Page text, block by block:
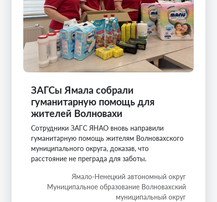
ЗАГСы Ямала собрали
гуманитарную помощь для
жителей Волновахи
Сотрудники ЗАГС ЯНАО вновь направили
гуманитарную помощь жителям Волновахского
муниципального округа, доказав, что
расстояние не преграда для заботы.
Ямало-Ненецкий автономный округ
Муниципальное образование Волновахский
муниципальный округ